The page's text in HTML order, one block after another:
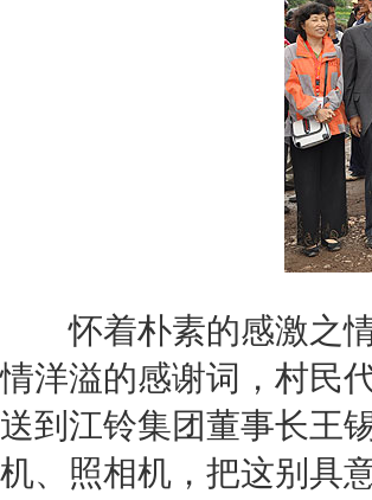
怀着朴素的感激之情
情洋溢的感谢词，村民
送到 江铃集团董事长王
机、照相机，把这别具